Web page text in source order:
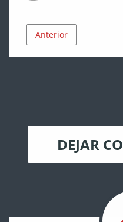
Anterior
DEJAR